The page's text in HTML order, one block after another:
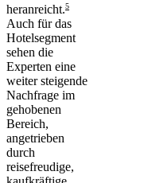
heranreicht.5
Auch für das
Hotelsegment
sehen die
Experten eine
weiter steigende
Nachfrage im
gehobenen
Bereich,
angetrieben
durch
reisefreudige,